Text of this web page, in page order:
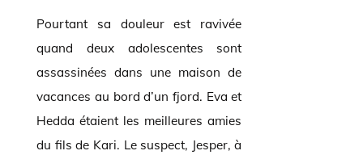
Pourtant sa douleur est ravivée
quand deux adolescentes sont
assassinées dans une maison de
vacances au bord d’un fjord. Eva et
Hedda étaient les meilleures amies
du fils de Kari. Le suspect, Jesper, à